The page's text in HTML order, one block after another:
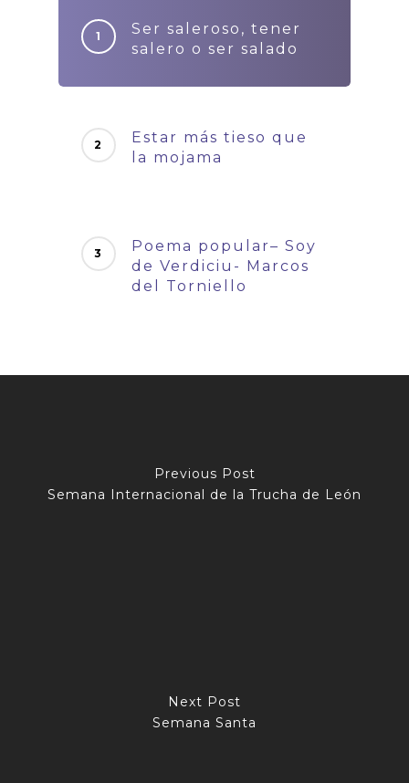
Ser saleroso, tener
salero o ser salado
Estar más tieso que
la mojama
Poema popular– Soy
de Verdiciu- Marcos
del Torniello
Previous Post
Semana Internacional de la Trucha de León
Next Post
Semana Santa